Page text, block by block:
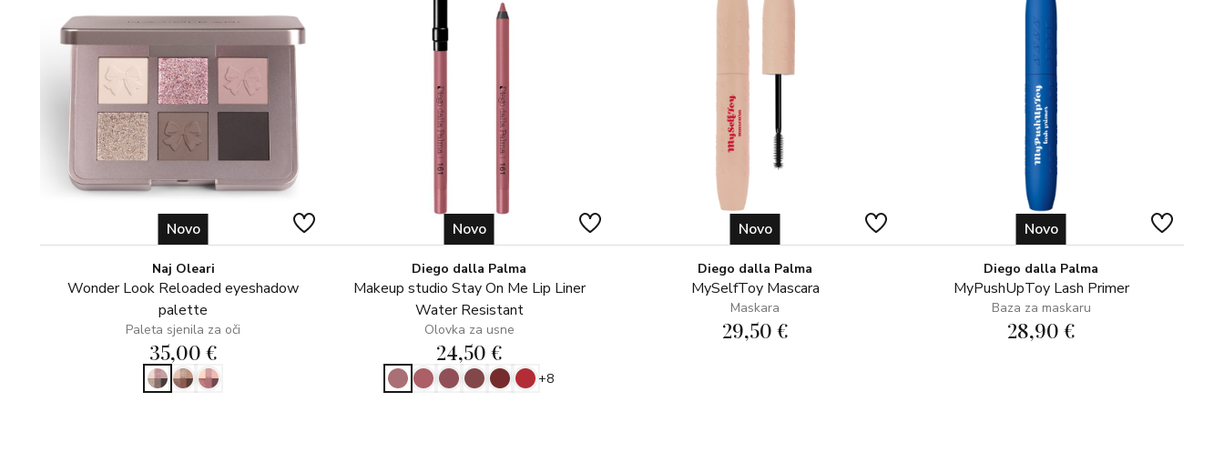
Novo
Naj Oleari
Wonder Look Reloaded eyeshadow
palette
Paleta sjenila za oči
35,00 €
Novo
Diego dalla Palma
Makeup studio Stay On Me Lip Liner
Water Resistant
Olovka za usne
24,50 €
+8
Novo
Diego dalla Palma
MySelfToy Mascara
Maskara
29,50 €
Novo
Diego dalla Palma
MyPushUpToy Lash Primer
Baza za maskaru
28,90 €